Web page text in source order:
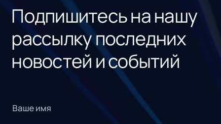
Подпишитесь на нашу
рассылку последних
новостей и событий